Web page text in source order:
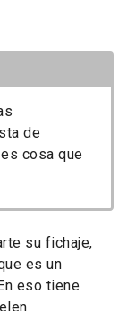
de
cosa que
su fichaje,
es un
eso tiene